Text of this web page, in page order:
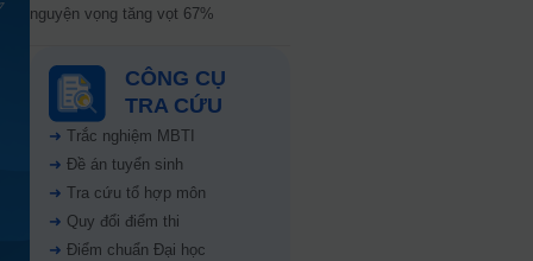
nguyện vọng tăng vọt 67%
CÔNG CỤ
TRA CỨU
➜ Trắc nghiệm MBTI
➜ Đề án tuyển sinh
➜ Tra cứu tổ hợp môn
➜ Quy đổi điểm thi
➜ Điểm chuẩn Đại học